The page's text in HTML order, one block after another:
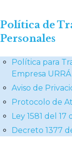
Política de
Personales
Política para
Empresa URRÁ
Aviso de
Protocolo de
Ley 1581 del
Decreto 1377